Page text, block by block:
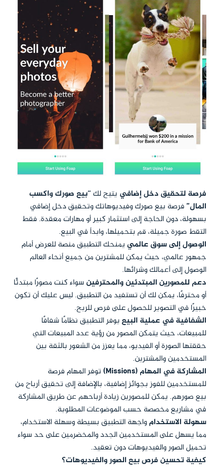
فرصة لتحقيق دخل إضافي يتيح لك“بيع صورك واكسب
المال”فرصة بيع صورك وفيديوهاتك وتحقيق دخل إضافي
بسهولة، دون الحاجة إلى استثمار كبير أو مهارات معقدة. فقط
التقط صورة جميلة، قم بتحميلها، وابدأ في البيع.
الوصول إلى سوق عالمييمنحك التطبيق منصة للعرض أمام
جمهور عالمي، حيث يمكن للمشترين من جميع أنحاء العالم
الوصول إلى أعمالك وشرائها.
دعم للمصورين المبتدئين والمحترفينسواء كنت مصورًا مبتدئًا
أو محترفًا، يمكن لك أن تستفيد من التطبيق. ليس عليك أن تكون
خبيرًا في التصوير للحصول على فرص للربح.
الشفافية في عملية البيعيوفر التطبيق نظامًا شفافًا
للمبيعات، حيث يتمكن المصور من رؤية عدد المبيعات التي
حققتها الصورة أو الفيديو، مما يعزز من الشعور بالثقة بين
المستخدمين والمشترين.
المشاركة في المهام (Missions)
توفر المهام فرصة
للمستخدمين للفوز بجوائز إضافية، بالإضافة إلى تحقيق أرباح من
بيع صورهم. يمكن للمصورين زيادة أرباحهم عن طريق المشاركة
في مشاريع مخصصة حسب الموضوعات المطلوبة.
سهولة الاستخدامواجهة التطبيق بسيطة وسهلة الاستخدام،
مما يسهل على المستخدمين الجدد والمخضرمين على حد سواء
تحميل الصور والفيديوهات دون تعقيد.
كيفية تحسين فرص بيع الصور والفيديوهات؟